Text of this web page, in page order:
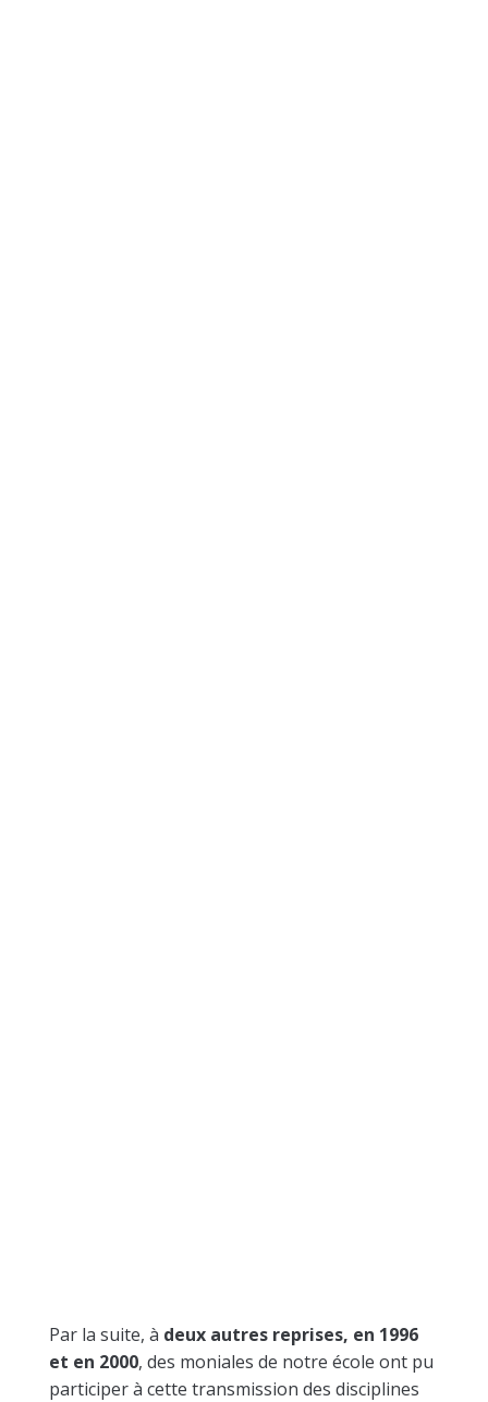
Par la suite, à deux autres reprises, en 1996
et en 2000, des moniales de notre école ont pu
participer à cette transmission des disciplines